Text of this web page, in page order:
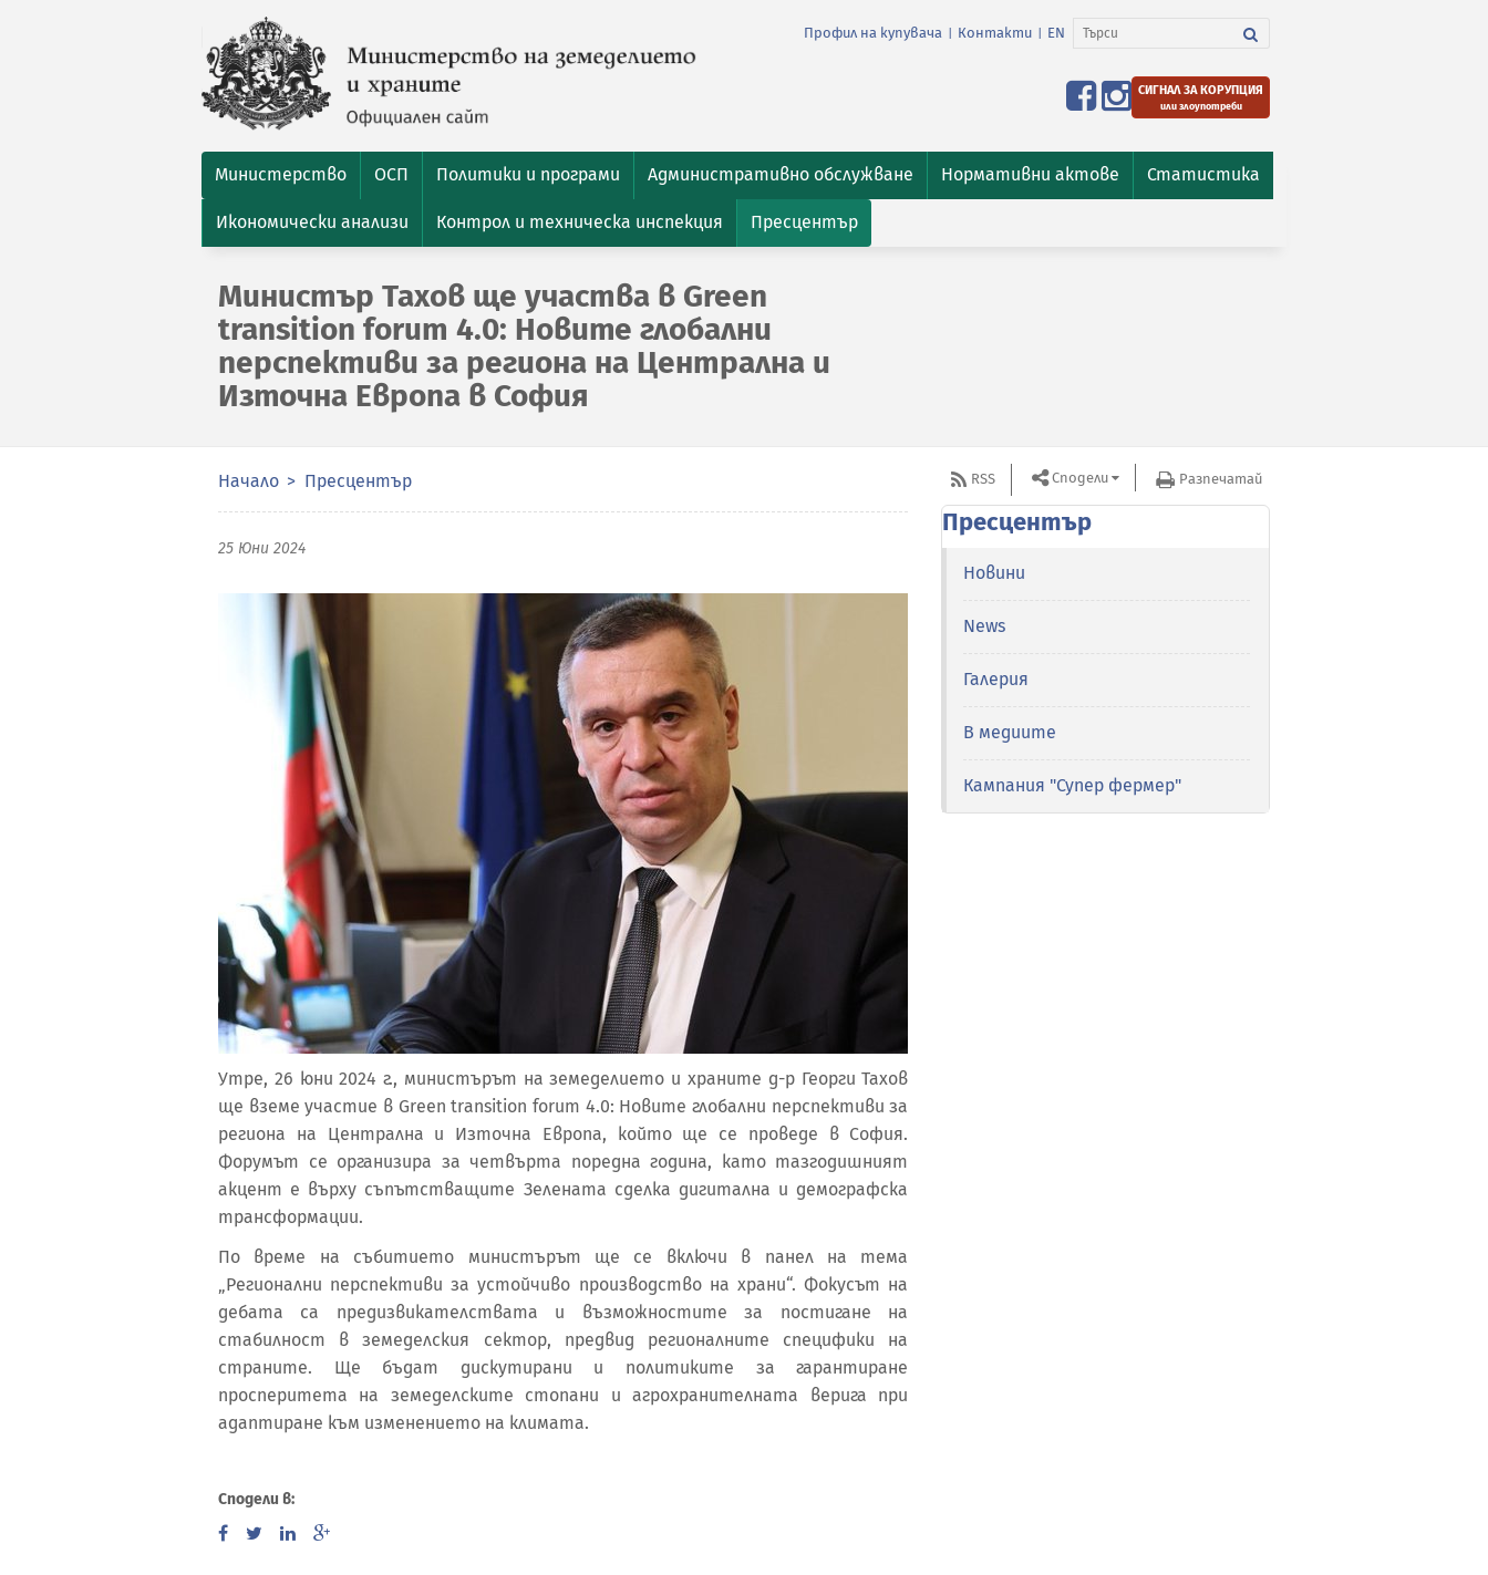
Профил на купувача Контакти EN
СИГНАЛ ЗА КОРУПЦИЯ
или злоупотреби
Министерство ОСП Политики и програми Административно обслужване Нормативни актове Статистика
Икономически анализи Контрол и техническа инспекция Пресцентър
Министър Тахов ще участва в Green
transition forum 4.0: Новите глобални
перспективи за региона на Централна и
Източна Европа в София
Начало Пресцентър
25 Юни 2024
Утре, 26 юни 2024 г., министърът на земеделието и храните д-р Георги Тахов
ще вземе участие в Green transition forum 4.0: Новите глобални перспективи за
региона на Централна и Източна Европа, който ще се проведе в София.
Форумът се организира за четвърта поредна година, като тазгодишният
акцент е върху съпътстващите Зелената сделка дигитална и демографска
трансформации.
По време на събитието министърът ще се включи в панел на тема
„Регионални перспективи за устойчиво производство на храни“. Фокусът на
дебата са предизвикателствата и възможностите за постигане на
стабилност в земеделския сектор, предвид регионалните специфики на
страните. Ще бъдат дискутирани и политиките за гарантиране
просперитета на земеделските стопани и агрохранителната верига при
адаптиране към изменението на климата.
Сподели в:
RSS Сподели Разпечатай
Пресцентър
Новини
News
Галерия
В медиите
Кампания "Супер фермер"